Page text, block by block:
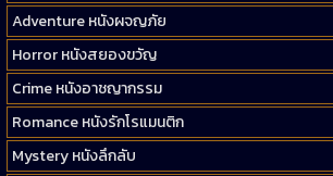
Adventure หนังผจญภัย
Horror หนังสยองขวัญ
Crime หนังอาชญากรรม
Romance หนังรักโรแมนติก
Mystery หนังลึกลับ